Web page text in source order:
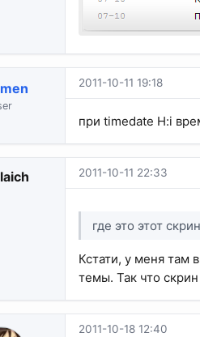
2011-10-11 19:18
при timedate H:i
2011-10-11 22:33
где это этот
Кстати, у меня там
темы. Так что
2011-10-18 12:40